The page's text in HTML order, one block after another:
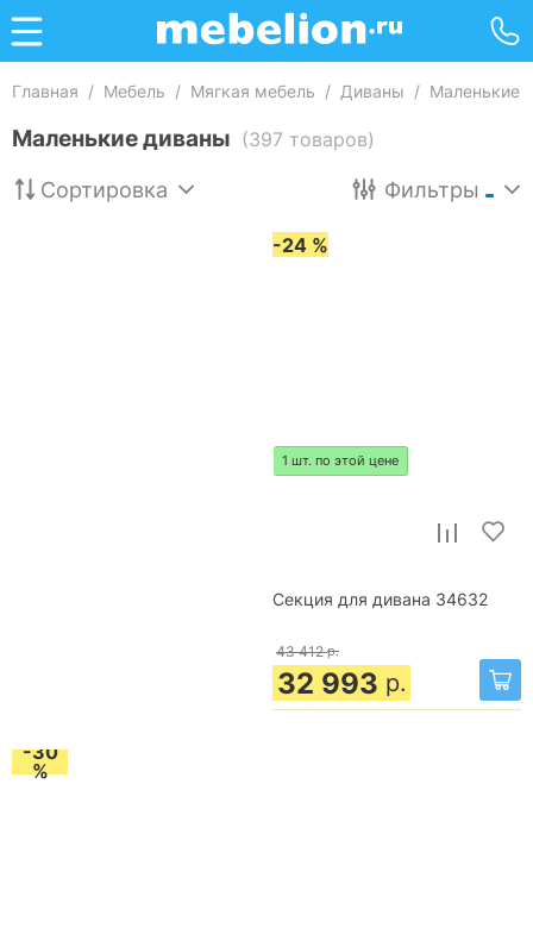
Главная / Мебель / Мягкая мебель / Диваны / Маленькие
Маленькие диваны (397 товаров)
Сортировка Фильтры
-24 %
1 шт. по этой цене
Секция для дивана 34632
43 412 р.
32 993 р.
-30
%